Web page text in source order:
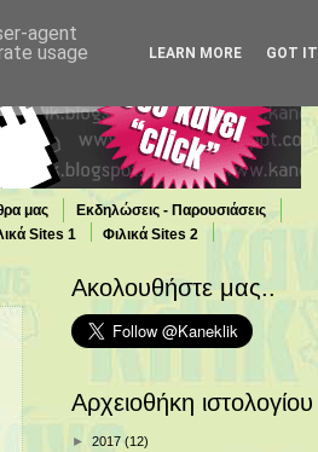
μας
Εκδηλώσεις - Παρουσιάσεις
Sites 1
Φιλικά Sites 2
Ακολουθήστε μας..
Αρχειοθήκη ιστολογίου
► 2017 (12)
agent
usage
LEARN MORE GOT IT